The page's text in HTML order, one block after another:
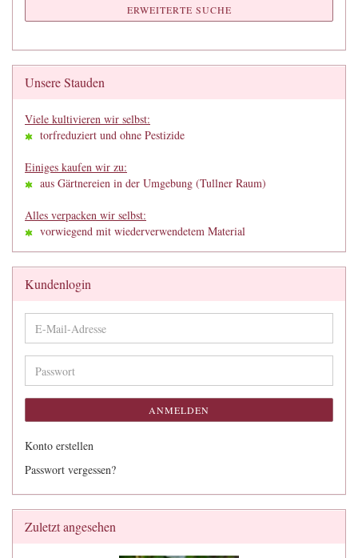
ERWEITERTE SUCHE
Unsere Stauden
Viele kultivieren wir selbst:
torfreduziert und ohne Pestizide
Einiges kaufen wir zu:
aus Gärtnereien in der Umgebung (Tullner Raum)
Alles verpacken wir selbst:
vorwiegend mit wiederverwendetem Material
Kundenlogin
E-
Mail-
Adresse
Passwort
ANMELDEN
Konto erstellen
Passwort vergessen?
Zuletzt angesehen